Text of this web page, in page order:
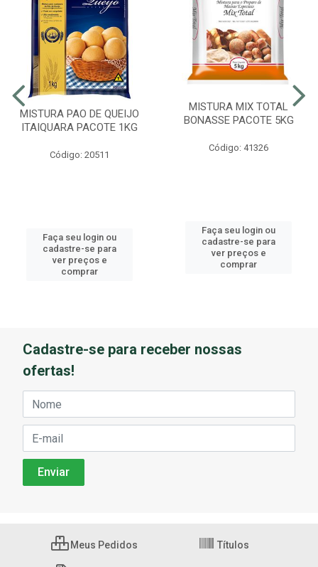
MISTURA PAO DE QUEIJO
ITAIQUARA PACOTE 1KG
Código: 20511
Faça seu login ou
cadastre-se para
ver preços e
comprar
MISTURA MIX TOTAL
BONASSE PACOTE 5KG
Código: 41326
Faça seu login ou
cadastre-se para
ver preços e
comprar
Cadastre-se para receber nossas
ofertas!
Meus Pedidos Títulos